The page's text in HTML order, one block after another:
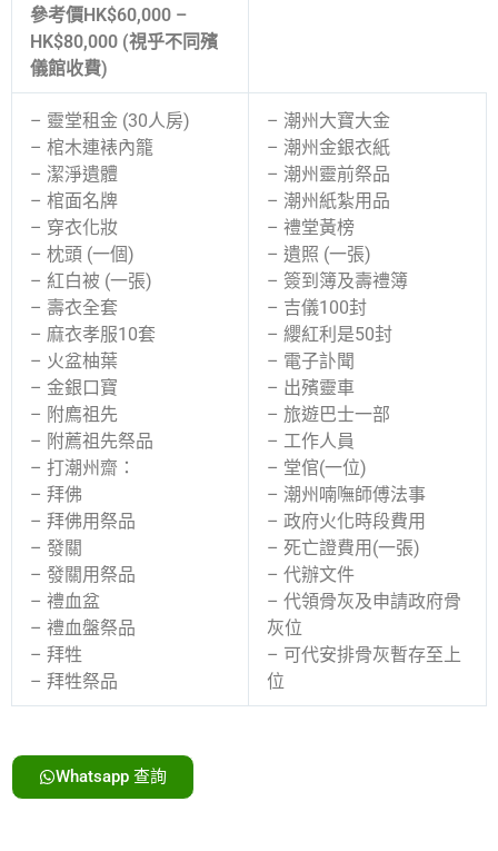
參考價HK$60,000 –
HK$80,000 (視乎不同殯
儀館收費)
– 靈堂租金 (30人房)
– 棺木連裱內籠
– 潔淨遺體
– 棺面名牌
– 穿衣化妝
– 枕頭 (一個)
– 紅白被 (一張)
– 壽衣全套
– 麻衣孝服10套
– 火盆柚葉
– 金銀口寶
– 附廌祖先
– 附薦祖先祭品
– 打潮州齋：
– 拜佛
– 拜佛用祭品
– 發關
– 發關用祭品
– 禮血盆
– 禮血盤祭品
– 拜牲
– 拜牲祭品
– 潮州大寶大金
– 潮州金銀衣紙
– 潮州靈前祭品
– 潮州紙紮用品
– 禮堂黃榜
– 遺照 (一張)
– 簽到簿及壽禮簿
– 吉儀100封
– 纓紅利是50封
– 電子訃聞
– 出殯靈車
– 旅遊巴士一部
– 工作人員
– 堂倌(一位)
– 潮州喃嘸師傅法事
– 政府火化時段費用
– 死亡證費用(一張)
– 代辦文件
– 代領骨灰及申請政府骨
灰位
– 可代安排骨灰暫存至上
位
Whatsapp 查詢